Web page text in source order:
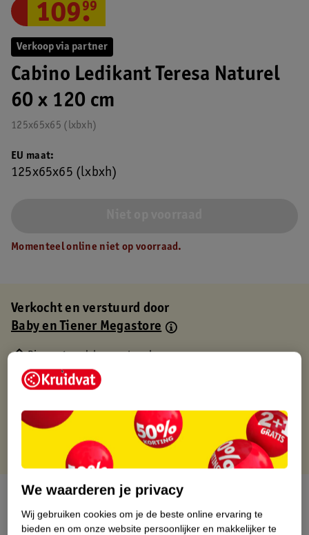
Verkoop via partner
Cabino Ledikant Teresa Naturel
60 x 120 cm
125x65x65 (lxbxh)
109.
99
EU maat
125x65x65 (lxbxh)
Momenteel online niet op voorraad.
Verkocht en verstuurd door
Baby en Tiener Megastore
Binnen 1 werkdag verstuurd
Gratis thuisbezorgd
Gratis retourneren via verkooppartner.
Over dit product
Productinformatie
We waarderen je privacy
Wij gebruiken cookies om je de beste online ervaring te
bieden en om onze website persoonlijker en makkelijker te